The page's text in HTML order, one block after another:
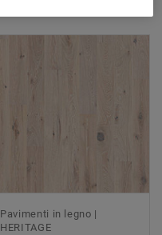
Pavimenti in legno |
HERITAGE